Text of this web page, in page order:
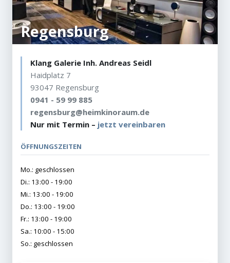
Regensburg
Klang Galerie Inh. Andreas Seidl
Haidplatz 7
93047 Regensburg
0941 - 59 99 885
regensburg@heimkinoraum.de
Nur mit Termin – jetzt vereinbaren
ÖFFNUNGSZEITEN
Mo.: geschlossen
Di.: 13:00 - 19:00
Mi.: 13:00 - 19:00
Do.: 13:00 - 19:00
Fr.: 13:00 - 19:00
Sa.: 10:00 - 15:00
So.: geschlossen
Jetzt anmelden
Mit der Anmeldung akzeptieren Sie unsere
Datenschutzerklärung. Sie können sich